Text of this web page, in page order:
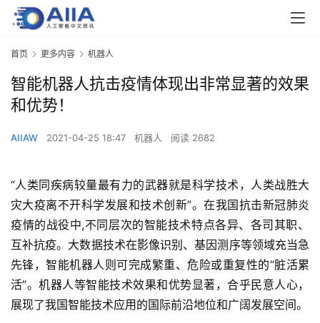
首页 更多内容 机器人
智能机器人抗击疫情体现出非常显著的效果
和优势！
AIIAW 2021-04-25 18:47 机器人 阅读 2682
“人类同疾病较量最有力的武器就是科学技术，人类战胜大
灾大疫离不开科学发展和技术创新”。在我国抗击新冠肺炎
疫情的战役中,不同层次的智能技术特点各异、各司其职、
互补抗疫。大数据技术在影像识别、基因测序等领域充当急
先锋，智能机器人则可完成繁重、危险或重复性的“脏活累
活”。机器人等智能技术效果和优势显著，合乎民意人心，
展现了我国智能技术应用的国际前沿地位和广阔发展空间。